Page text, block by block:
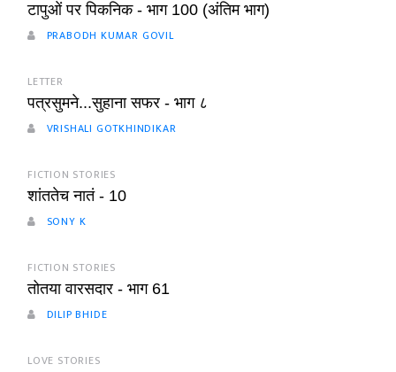
टापुओं पर पिकनिक - भाग 100 (अंतिम भाग)
PRABODH KUMAR GOVIL
LETTER
पत्रसुमने...सुहाना सफर - भाग ८
VRISHALI GOTKHINDIKAR
FICTION STORIES
शांततेच नातं - 10
SONY K
FICTION STORIES
तोतया वारसदार - भाग 61
DILIP BHIDE
LOVE STORIES